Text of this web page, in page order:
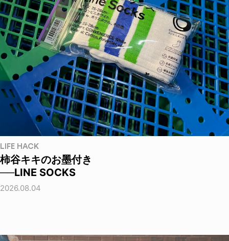
LIFE HACK
柿谷キキのお墨付き
──LINE SOCKS
2026.08.04